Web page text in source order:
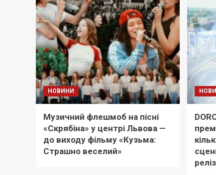
НОВИНИ
Музичний флешмоб на пісні
«Скрябіна» у центрі Львова —
до виходу фільму «Кузьма:
Страшно веселий»